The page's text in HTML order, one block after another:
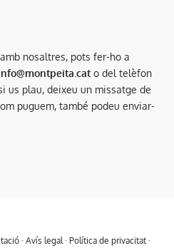
nosaltres, pots fer-ho a
o del telèfon
us plau, deixeu un missatge de
puguem, també podeu enviar-
· Avís legal · Política de privacitat·